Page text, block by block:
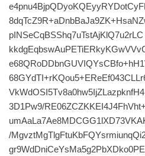
pINSeCqBSShq7uTstAjKlQ7u2rLC
VkWdOSI5Tv8a0hw5IjZLazpknfH4
3D1Pw9/
/